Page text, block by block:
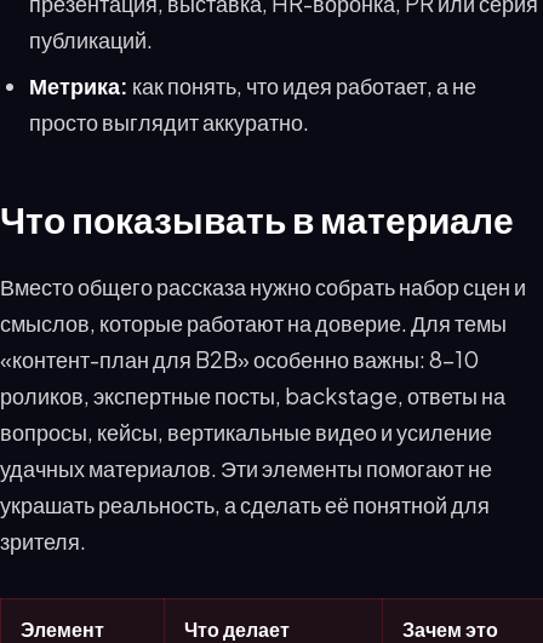
публикаций.
Метрика: как понять, что идея работает, а не
просто выглядит аккуратно.
Что показывать в материале
Вместо общего рассказа нужно собрать набор сцен и
смыслов, которые работают на доверие. Для темы
«контент-план для B2B» особенно важны: 8–10
роликов, экспертные посты, backstage, ответы на
вопросы, кейсы, вертикальные видео и усиление
удачных материалов. Эти элементы помогают не
украшать реальность, а сделать её понятной для
зрителя.
Элемент
Что делает
Зачем это